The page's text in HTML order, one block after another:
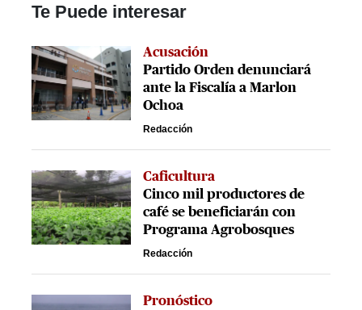
Te Puede interesar
Acusación
Partido Orden denunciará
ante la Fiscalía a Marlon
Ochoa​​​
Redacción
Caficultura
Cinco mil productores de
café se beneficiarán con
Programa Agrobosques
Redacción
Pronóstico